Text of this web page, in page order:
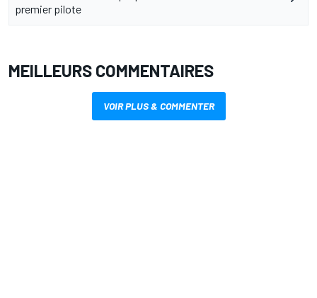
premier pilote
MEILLEURS COMMENTAIRES
VOIR PLUS & COMMENTER